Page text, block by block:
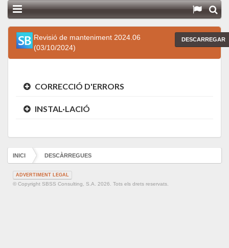
Revisió de manteniment 2024.06
(03/10/2024)
CORRECCIÓ D'ERRORS
INSTAL·LACIÓ
INICI DESCÀRREGUES
ADVERTIMENT LEGAL
© Copyright SBSS Consulting, S.A. 2026. Tots els drets reservats.